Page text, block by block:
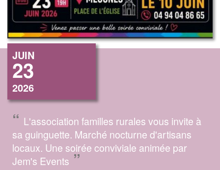
JUIN
23
2026
“ L'association familles rurales vous invite à
sa guinguette. Marché nocturne d'artisans
locaux. Une soirée conviviale animée par
Jem's Events ”